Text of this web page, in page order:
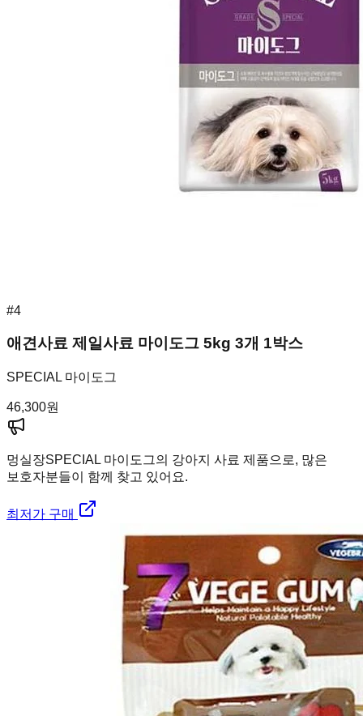
#4
애견사료 제일사료 마이도그 5kg 3개 1박스
SPECIAL 마이도그
46,300원
멍실장SPECIAL 마이도그의 강아지 사료 제품으로, 많은
보호자분들이 함께 찾고 있어요.
최저가 구매